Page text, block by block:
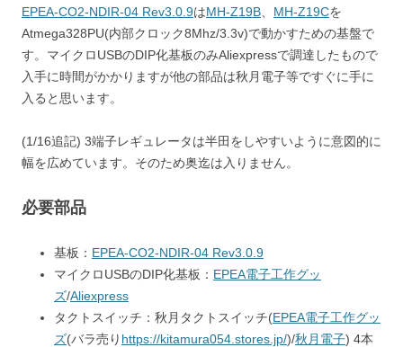
EPEA-CO2-NDIR-04 Rev3.0.9はMH-Z19B MH-Z19Cを
Atmega328PU(内部クロック8Mhz/3.3v)で動かすための基盤で
す。マイクロUSBのDIP化基板のみAliexpressで調達したもので
入手に時間がかかりますが他の部品は秋月電子等ですぐに手に
入ると思います。
(1/16追記) 3端子レギュレータは半田をしやすいように意図的に
幅を広めています。そのため奥迄は入りません。
必要部品
基板： EPEA-CO2-NDIR-04 Rev3.0.9
マイクロUSBのDIP化基板： EPEA電子工作グッ
ズ/Aliexpress
タクトスイッチ：秋月タクトスイッチ(EPEA電子工作グッ
ズ(バラ売り https://kitamura054.stores.jp/)/秋月電子) 4本